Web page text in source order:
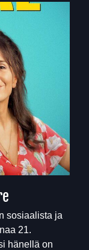
sosiaalista ja
21.
hänellä on